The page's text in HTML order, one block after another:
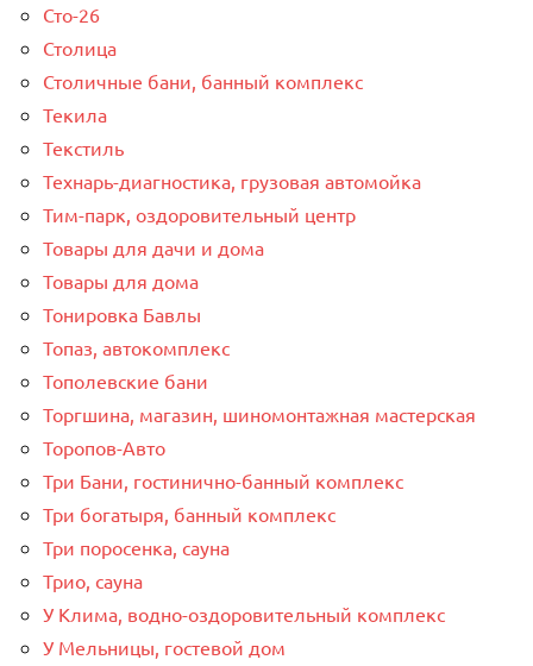
Сто-26
Столица
Столичные бани, банный комплекс
Текила
Текстиль
Технарь-диагностика, грузовая автомойка
Тим-парк, оздоровительный центр
Товары для дачи и дома
Товары для дома
Тонировка Бавлы
Топаз, автокомплекс
Тополевские бани
Торгшина, магазин, шиномонтажная мастерская
Торопов-Авто
Три Бани, гостинично-банный комплекс
Три богатыря, банный комплекс
Три поросенка, сауна
Трио, сауна
У Клима, водно-оздоровительный комплекс
У Мельницы, гостевой дом